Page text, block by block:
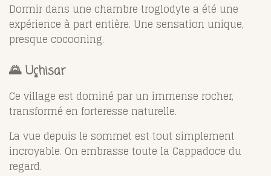
Dormir dans une chambre troglodyte a été une
expérience à part entière. Une sensation unique,
presque cocooning.
🌄 Uçhisar
Ce village est dominé par un immense rocher,
transformé en forteresse naturelle.
La vue depuis le sommet est tout simplement
incroyable. On embrasse toute la Cappadoce du
regard.